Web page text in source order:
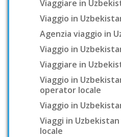
Viaggiare in
Viaggio in
Agenzia viaggio in
Viaggio in
Viaggiare in
Viaggio in
operator locale
Viaggio in
Viaggi in
locale